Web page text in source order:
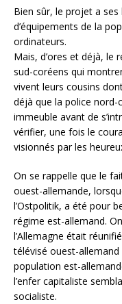
Bien sûr, le projet a
d’équipements de la
ordinateurs.
Mais, d’ores et déjà, le
sud-coréens qui
vivent leurs cousins
déjà que la police nord-
immeuble avant de
vérifier, une fois le
visionnés par les
On se rappelle que le
ouest-allemande,
l’Ostpolitik, a été pour
régime est-allemand.
l’Allemagne était
télévisé ouest-
population est-
l’enfer capitaliste
socialiste.